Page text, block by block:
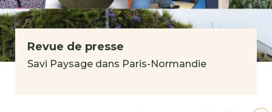
Revue de presse
Savi Paysage dans Paris-Normandie